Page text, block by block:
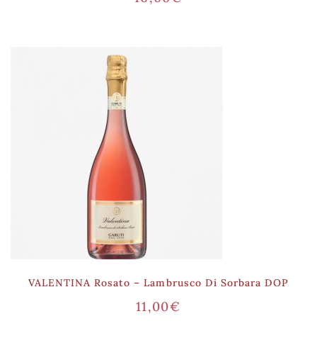
VALENTINA Rosato – Lambrusco Di Sorbara DOP
11,00€